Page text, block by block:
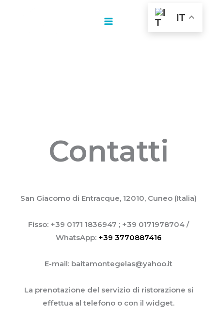
IT
Contatti
San Giacomo di Entracque, 12010, Cuneo (Italia)
Fisso: +39 0171 1836947 ; +39 0171978704 /
WhatsApp: +39 3770887416
E-mail: baitamontegelas@yahoo.it
La prenotazione del servizio di ristorazione si
effettua al telefono o con il widget.